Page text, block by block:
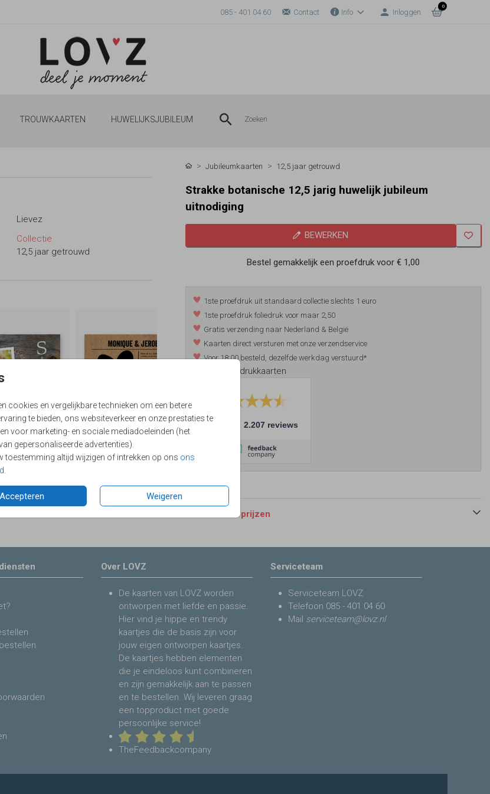
085 - 401 04 60 Contact Info Inloggen
0
TROUWKAARTEN HUWELIJKSJUBILEUM
cookies en vergelijkbare technieken om een betere
te bieden, ons websiteverkeer en onze prestaties te
voor marketing- en sociale mediadoeleinden (het
gepersonaliseerde advertenties).
toestemming altijd wijzigen of intrekken op ons ons
Accepteren Weigeren
Lievez
Collectie
12,5 jaar getrouwd
Jubileumkaarten 12,5 jaar getrouwd
Strakke botanische 12,5 jarig huwelijk jubileum
uitnodiging
BEWERKEN
Bestel gemakkelijk een proefdruk voor€ 1,00
1ste proefdruk uit standaard collectie slechts 1 euro
1ste proefdruk foliedruk voor maar 2,50
Gratis verzending naar Nederland & België
Kaarten direct versturen met onze verzendservice
Voor 18:00 besteld, dezelfde werkdag verstuurd*
*m.u.v. foliedrukkaarten
9.4 2.207 reviews
Formaten en prijzen
Over LOVZ
De kaarten van LOVZ worden
ontworpen met liefde en passie.
Hier vind je hippe en trendy
kaartjes die de basis zijn voor
jouw eigen ontworpen kaartjes.
De kaartjes hebben elementen
die je eindeloos kunt combineren
en zijn gemakkelijk aan te passen
en te bestellen. Wij leveren graag
een topproduct met goede
persoonlijke service!
TheFeedbackcompany
Serviceteam
Serviceteam LOVZ
Telefoon 085 - 401 04 60
Mail serviceteam@lovz.nl